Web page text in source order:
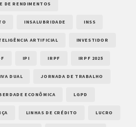
DE RENDIMENTOS
INSALUBRIDADE INSS
ARTIFICIAL INVESTIDOR
IPI IRPF IRPF 2025
IVA DUAL JORNADA DE TRABALHO
ECONÔMICA LGPD
LINHAS DE CRÉDITO LUCRO